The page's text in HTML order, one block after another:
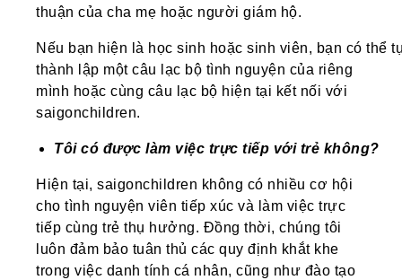
thuận của cha mẹ hoặc người giám hộ.
Nếu bạn hiện là học sinh hoặc sinh viên, bạn có thể
thành lập một câu lạc bộ tình nguyện của riêng
mình hoặc cùng câu lạc bộ hiện tại kết nối với
saigonchildren.
Tôi có được làm việc trực tiếp với trẻ không?
Hiện tại, saigonchildren không có nhiều cơ hội
cho tình nguyện viên tiếp xúc và làm việc trực
tiếp cùng trẻ thụ hưởng. Đồng thời, chúng tôi
luôn đảm bảo tuân thủ các quy định khắt khe
trong việc danh tính cá nhân, cũng như đào tạo